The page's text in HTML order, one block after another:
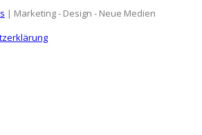
| Marketing - Design - Neue Medien